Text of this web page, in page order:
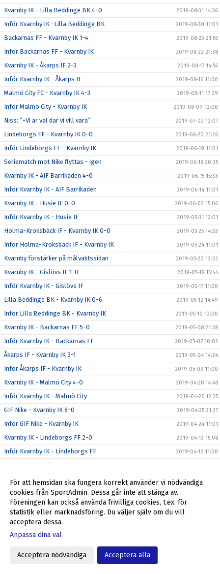
Kvarnby IK - Lilla Beddinge BK 4-0 2019-08-31 14:36
Inför Kvarnby IK -Lilla Beddinge BK 2019-08-30 11:01
Backarnas FF - Kvarnby IK 1-4 2019-08-23 21:56
Inför Backarnas FF - Kvarnby IK 2019-08-22 21:38
Kvarnby IK - Åkarps IF 2-3 2019-08-17 14:56
Inför Kvarnby IK - Åkarps IF 2019-08-16 11:00
Malmö City FC - Kvarnby IK 4-3 2019-08-11 17:29
Inför Malmö City - Kvarnby IK 2019-08-09 12:00
Niss: ”-Vi är väl där vi vill vara” 2019-07-02 12:07
Lindeborgs FF - Kvarnby IK 0-0 2019-06-20 21:26
Inför Lindeborgs FF - Kvarnby IK 2019-06-19 11:01
Seriematch mot Nike flyttas - igen 2019-06-18 20:35
Kvarnby IK - AIF Barrikaden 4-0 2019-06-15 15:33
Inför Kvarnby IK - AIF Barrikaden 2019-06-14 11:01
Kvarnby IK - Husie IF 0-0 2019-06-02 15:06
Inför Kvarnby IK - Husie IF 2019-05-31 12:01
Holma-Kroksbäck IF - Kvarnby IK 0-0 2019-05-25 14:33
Inför Holma-Kroksbäck IF - Kvarnby IK 2019-05-24 11:01
Kvarnby förstärker på målvaktssidan 2019-05-20 12:32
Kvarnby IK - Gislövs IF 1-0 2019-05-18 15:44
Inför Kvarnby IK - Gislövs IF 2019-05-17 11:00
Lilla Beddinge BK - Kvarnby IK 0-6 2019-05-12 14:49
Inför Lilla Beddinge BK - Kvarnby IK 2019-05-10 12:00
Kvarnby IK - Backarnas FF 5-0 2019-05-08 21:38
Inför Kvarnby IK - Backarnas FF 2019-05-07 10:02
Åkarps IF - Kvarnby IK 3-1 2019-05-04 14:24
Inför Åkarps IF - Kvarnby IK 2019-05-03 11:00
Kvarnby IK - Malmö City 4-0 2019-04-28 14:48
Inför Kvarnby IK - Malmö City 2019-04-26 12:25
GIF Nike - Kvarnby IK 6-0 2019-04-25 21:27
Inför GIF Nike - Kvarnby IK 2019-04-24 11:01
Kvarnby IK - Lindeborgs FF 2-0 2019-04-13 15:08
Inför Kvarnby IK - Lindeborgs FF 2019-04-12 11:00
Torns IF - Kvarnby IK 5-1
Matchen mot GIF Nike flyttas 2019-04-03 18:33
Dalby GIF/Genarps IF - Kvarnby IK 2-0 2019-03-17 16:59
Inför Dalby GIF/Genarps IF - Kvarnby IK 2019-03-15 11:00
Kvarnby IK - Spjutstorps IF 1-2
Inför Kvarnby IK - Spjutstorps IF
Inför Kvarnby IK - Uppåkra IF
För att hemsidan ska fungera korrekt använder vi nödvändiga
cookies från SportAdmin. Dessa går inte att stänga av.
Föreningen kan också använda frivilliga cookies, t.ex. för
statistik eller marknadsföring. Du väljer själv om du vill
acceptera dessa.
Anpassa dina val
Acceptera nödvändiga Acceptera alla